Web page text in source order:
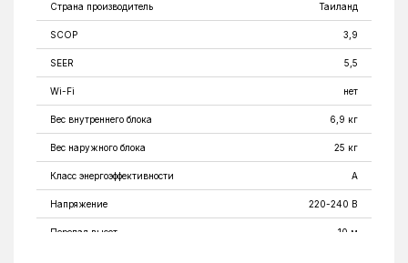
Страна производитель Таиланд
SCOP 3,9
SEER 5,5
Wi-Fi нет
Вес внутреннего блока 6,9 кг
Вес наружного блока 25 кг
Класс энергоэффективности A
Напряжение 220-240 В
Перепад высот 10 м